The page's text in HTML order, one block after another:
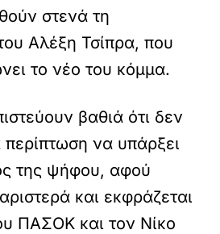
στενά τη
Αλέξη Τσίπρα, που
το νέο του κόμμα.
βαθιά ότι δεν
περίπτωση να υπάρξει
της ψήφου, αφού
και εκφράζεται
ΠΑΣΟΚ και τον Νίκο